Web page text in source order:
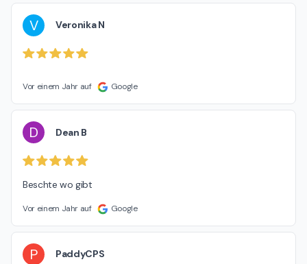
V Veronika N
Vor einem Jahr auf Google
D Dean B
Beschte wo gibt
Vor einem Jahr auf Google
P PaddyCPS